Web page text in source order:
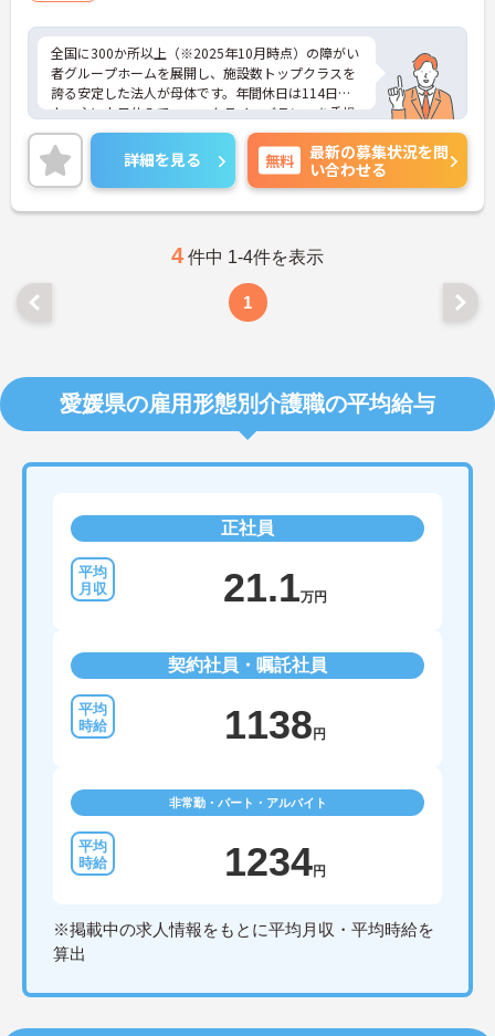
全国に300か所以上（※2025年10月時点）の障がい
者グループホームを展開し、施設数トップクラスを
誇る安定した法人が母体です。年間休日は114日以
上、主に土日休みで、ワークライフバランスを重視
した働き方が可能です。産前産後・育児休暇制度も
あり、子育て世代も安心して働ける環境が整ってい
ます。一般社員研修や外部勉強会受講支援制度など
を通じて着実にスキルアップもできます。チームを
まとめ、メンバーの成長を後押しすることにやりが
の職場です。ご興味のある方は詳細等をお伝えしま
すので、お気軽にお問い合わせください。
詳細を見る 無料
最新の募集状況を問
い合わせる
4 件中 1-4件を表示
1
愛媛県の雇用形態別介護職の平均給与
正社員
21.1万円
契約社員・嘱託社員
1138 円
非常勤・パート・アルバイト
1234円
※掲載中の求人情報をもとに平均月収・平均時給を
算出